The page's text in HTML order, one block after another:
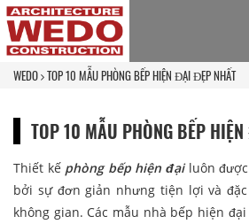
WEDO TOP 10 MẪU PHÒNG BẾP HIỆN ĐẠI ĐẸP NHẤT
TOP 10 MẪU PHÒNG BẾP
Thiết kế phòng bếp hiện đạiluôn được
bởi sự đơn giản nhưng tiện lợi và
không gian. Các mẫu nhà bếp hiện